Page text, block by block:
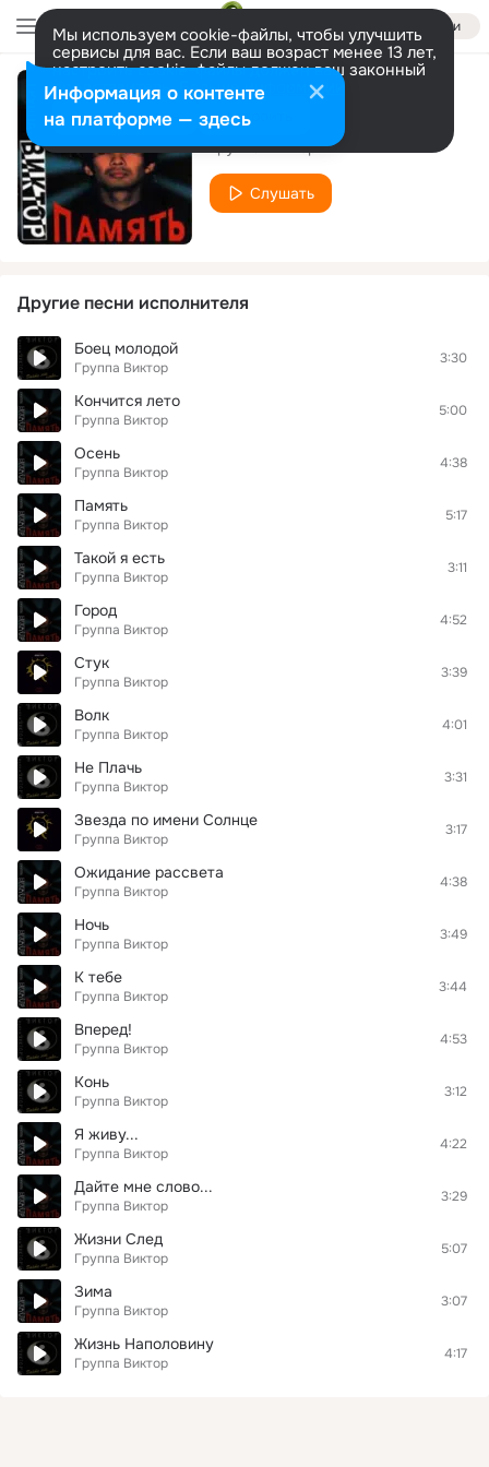
Войти
Мы используем cookie-файлы, чтобы улучшить
сервисы для вас. Если ваш возраст менее 13 лет,
настроить cookie-файлы должен ваш законный
представитель. Больше информации
Разрешить все Настроить
Маринка
Группа Виктор
Слушать
Другие песни исполнителя
Боец молодой
Группа Виктор
3:30
Кончится лето
Группа Виктор
5:00
Осень
Группа Виктор
4:38
Память
Группа Виктор
5:17
Такой я есть
Группа Виктор
3:11
Город
Группа Виктор
4:52
Стук
Группа Виктор
3:39
Волк
Группа Виктор
4:01
Не Плачь
Группа Виктор
3:31
Звезда по имени Солнце
Группа Виктор
3:17
Ожидание рассвета
Группа Виктор
4:38
Ночь
Группа Виктор
3:49
К тебе
Группа Виктор
3:44
Вперед!
Группа Виктор
4:53
Конь
Группа Виктор
3:12
Я живу...
Группа Виктор
4:22
Дайте мне слово...
Группа Виктор
3:29
Жизни След
Группа Виктор
5:07
Зима
Группа Виктор
3:07
Жизнь Наполовину
Группа Виктор
4:17
Информация о контенте
на платформе — здесь